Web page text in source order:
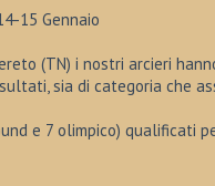
15 Gennaio
(TN) i nostri arcieri
sia di categoria che
e 7 olimpico) qualificati